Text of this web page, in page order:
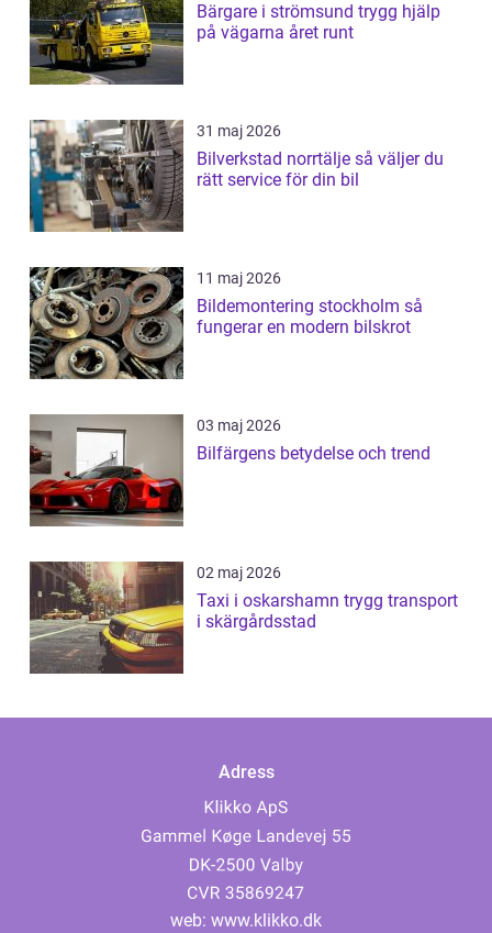
Bärgare i strömsund trygg hjälp
på vägarna året runt
31 maj 2026
Bilverkstad norrtälje så väljer du
rätt service för din bil
11 maj 2026
Bildemontering stockholm så
fungerar en modern bilskrot
03 maj 2026
Bilfärgens betydelse och trend
02 maj 2026
Taxi i oskarshamn trygg transport
i skärgårdsstad
Adress
web: www.klikko.dk